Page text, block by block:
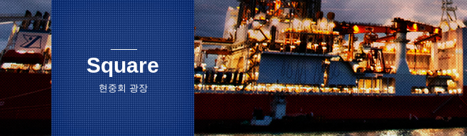
오시는길
Square
현중회 광장